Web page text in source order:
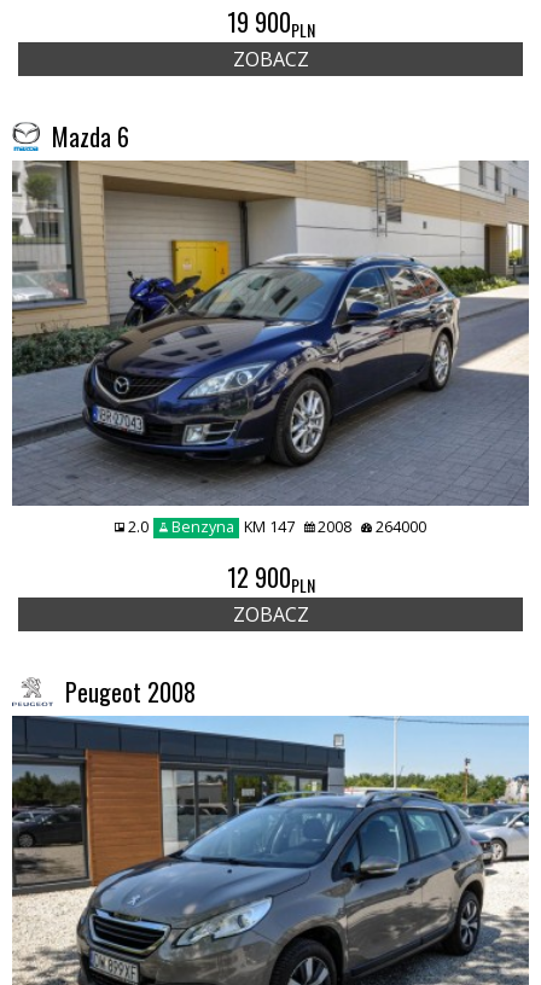
19 900PLN
ZOBACZ
Mazda 6
2.0 Benzyna KM 147 2008 264000
12 900PLN
ZOBACZ
Peugeot 2008